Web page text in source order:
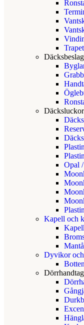
Opal
Kapell och
Dyvikor